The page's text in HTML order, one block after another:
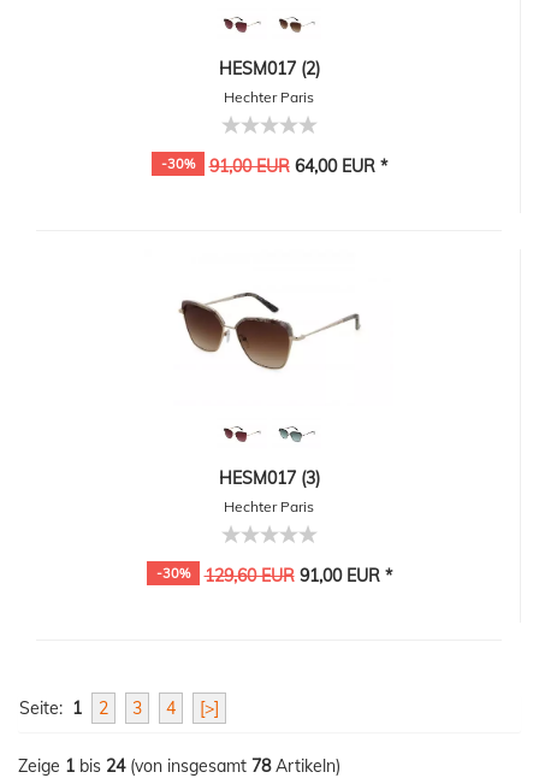
HESM017 (2)
Hechter Paris
-30% 91,00 EUR64,00 EUR *
HESM017 (3)
Hechter Paris
-30% 129,60 EUR91,00 EUR *
Seite: 1 2 3 4 [>]
Zeige 1 bis 24(von insgesamt 78Artikeln)